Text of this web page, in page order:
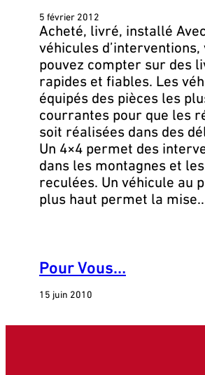
5 février 2012
Acheté, livré, installé
véhicules d’interventions,
pouvez compter sur des
rapides et fiables. Les
équipés des pièces les
courrantes pour que les
soit réalisées dans des
Un 4×4 permet des
dans les montagnes et
reculées. Un véhicule au
plus haut permet la
Pour Vous…
15 juin 2010